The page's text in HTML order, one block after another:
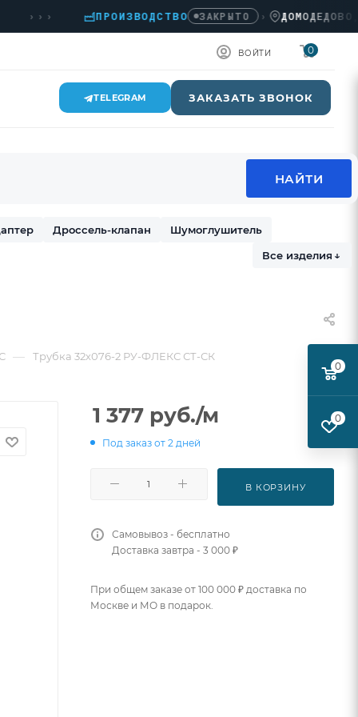
ПРОИЗВОДСТВО ЗАКРЫТО › ДОМОДЕДОВО,
ВОЙТИ 0
TELEGRAM ЗАКАЗАТЬ ЗВОНОК
Дроссель-клапан
Шумоглушитель
Все изделия ↓
— Трубка 32х076-2 РУ-ФЛЕКС СТ-СК
1 377 руб./м
Под заказ от 2 дней
В КОРЗИНУ
Самовывоз - бесплатно
Доставка завтра - 3 000 ₽
При общем заказе от 100 000 ₽ доставка по
Москве и МО в подарок.
0
0